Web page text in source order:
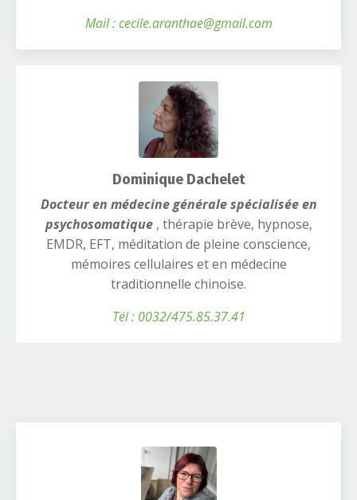
Mail : cecile.aranthae@gmail.com
Dominique Dachelet
Docteur en médecine générale spécialisée en
psychosomatique, thérapie brève, hypnose,
EMDR, EFT, méditation de pleine conscience,
mémoires cellulaires et en médecine
traditionnelle chinoise.
Tél : 0032/475.85.37.41